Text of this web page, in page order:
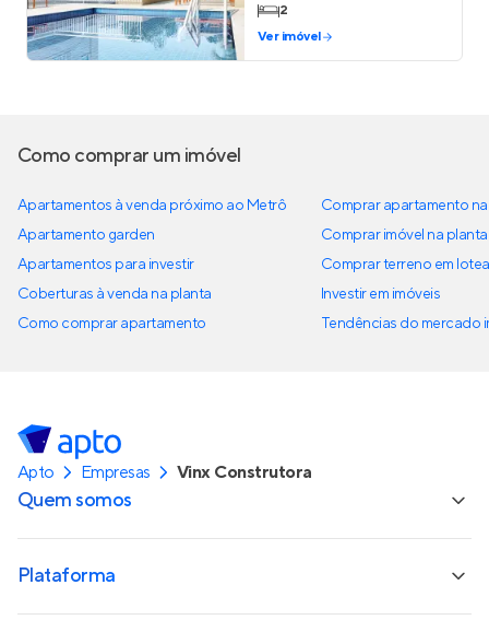
2
Ver imóvel
Como comprar um imóvel
Apartamentos à venda próximo ao Metrô
Apartamento garden
Apartamentos para investir
Coberturas à venda na planta
Como comprar apartamento
Comprar apartamento
Comprar imóvel na planta
Comprar terreno em
Investir em imóveis
Tendências do mercado
Apto Empresas Vinx Construtora
Quem somos
Plataforma